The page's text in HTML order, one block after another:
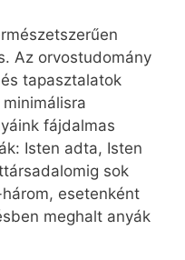
Az orvostudomány
tapasztalatok
fájdalmas
Isten adta, Isten
sok
esetenként
meghalt anyák